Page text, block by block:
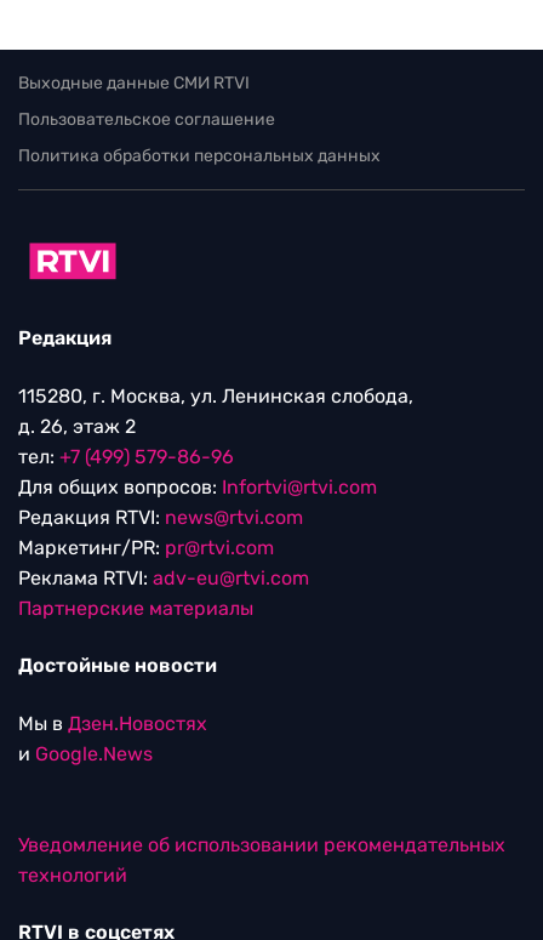
Выходные данные СМИ RTVI
Пользовательское соглашение
Политика обработки персональных данных
Редакция
115280, г. Москва, ул. Ленинская слобода,
д. 26, этаж 2
тел: +7 (499) 579-86-96
Для общих вопросов: Infortvi@rtvi.com
Редакция RTVI: news@rtvi.com
Маркетинг/PR: pr@rtvi.com
Реклама RTVI: adv-eu@rtvi.com
Партнерские материалы
Достойные новости
Мы в Дзен.Новостях
и Google.News
Уведомление об использовании рекомендательных
технологий
RTVI в соцсетях